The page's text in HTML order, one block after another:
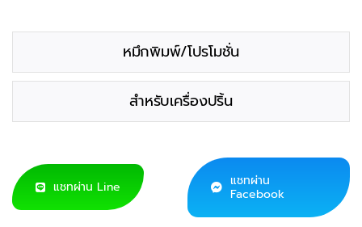
หมึกพิมพ์/โปรโมชั่น
สำหรับเครื่องปริ้น
แชทผ่าน Line
แชทผ่าน
Facebook